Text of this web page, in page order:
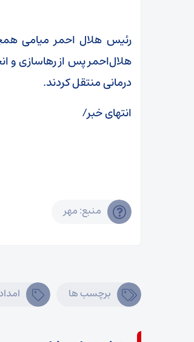
رئیس هلال احمر میامی
درمانی منتقل کردند.
انتهای خبر/
منبع: مهر
برچسب ها